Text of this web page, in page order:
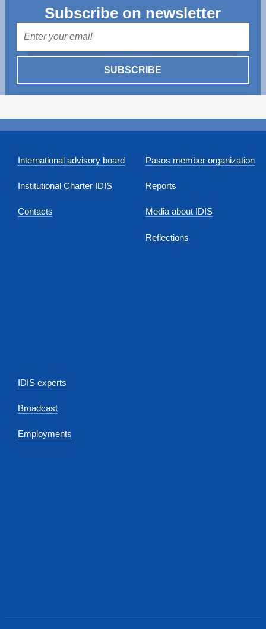
Subscribe on newsletter
SUBSCRIBE
International advisory board
Institutional Charter IDIS
Contacts
Pasos member organization
Reports
Media about IDIS
Reflections
IDIS experts
Broadcast
Employments